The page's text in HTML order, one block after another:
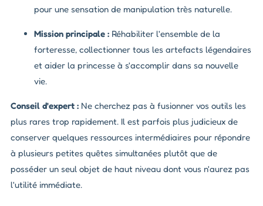
pour une sensation de manipulation très naturelle.
Mission principale : Réhabiliter l'ensemble de la
forteresse, collectionner tous les artefacts légendaires
et aider la princesse à s'accomplir dans sa nouvelle
vie.
Conseil d'expert : Ne cherchez pas à fusionner vos outils les
plus rares trop rapidement. Il est parfois plus judicieux de
conserver quelques ressources intermédiaires pour répondre
à plusieurs petites quêtes simultanées plutôt que de
posséder un seul objet de haut niveau dont vous n'aurez pas
l'utilité immédiate.